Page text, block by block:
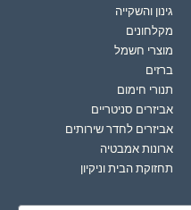
גינון והשקייה
מקלחונים
מוצרי חשמל
ברזים
תנורי חימום
אביזרים סניטריים
אביזרים לחדר שירותים
ארונות אמבטיה
תחזוקת הבית וניקיון